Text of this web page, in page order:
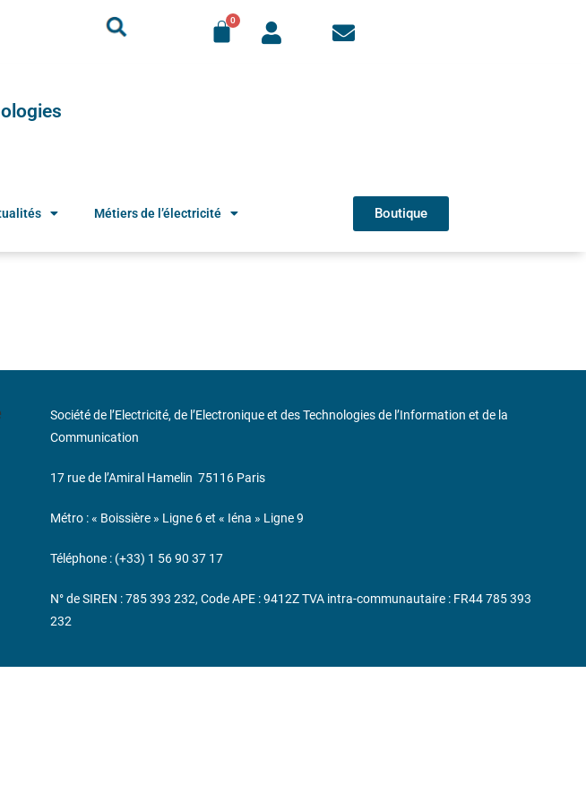
Métiers de l’électricité Boutique
Société de l’Electricité, de l’Electronique et des Technologies de l’Information et de la
Communication
17 rue de l’Amiral Hamelin 75116 Paris
Métro : « Boissière » Ligne 6 et « Iéna » Ligne 9
Téléphone : (+33) 1 56 90 37 17
N° de SIREN : 785 393 232, Code APE : 9412Z TVA intra-communautaire : FR44 785 393
232